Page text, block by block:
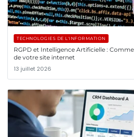
TECHNOLOGIES DE L'INFORMATION
RGPD et Intelligence Artificielle :
de votre site internet
13 juillet 2026